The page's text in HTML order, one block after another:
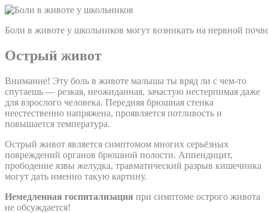
Боли в животе у школьников могут возникать на нервной
Острый живот
Внимание! Эту боль в животе малыша ты вряд ли с чем-то
спутаешь — резкая, неожиданная, зачастую нестерпимая даже
для взрослого человека. Передняя брюшная стенка
неестественно напряжена, проявляется потливость и
повышается температура.
Острый живот является симптомом многих серьёзных
повреждений органов брюшной полости. Аппендицит,
прободение язвы желудка, травматический разрыв кишечника
могут дать именно такую картину.
Немедленная госпитализация при симптоме острого живота
не обсуждается!